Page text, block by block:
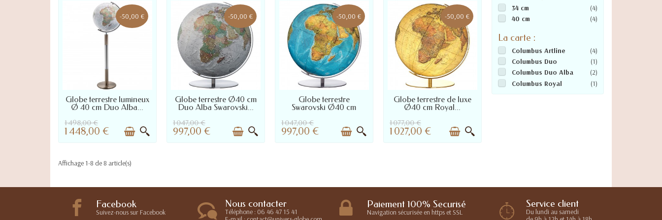
Voir nos autres pages thématiques :
Mappemonde Acheter globe terrestre
Globe terrestre lumineux maison
-50,00 €
LIVRÉ SOUS 10 À 45 JOURS :
NOUS CONTACTER POUR
DÉLAI PRÉCIS
Globe terrestre lumineux
Ø 40 cm Duo Alba...
1 498,00 €
1 448,00 €
-50,00 €
LIVRÉ SOUS 10 À 45 JOURS :
NOUS CONTACTER POUR
DÉLAI PRÉCIS
Globe terrestre Ø40 cm
Duo Alba Swarovski...
1 047,00 €
997,00 €
-50,00 €
LIVRÉ SOUS 10 À 45 JOURS :
NOUS CONTACTER POUR
DÉLAI PRÉCIS
Globe terrestre
Swarovski Ø40 cm
1 047,00 €
997,00 €
-50,00 €
LIVRÉ SOUS 48 À 72 HEURES
Globe terrestre de luxe
Ø40 cm Royal...
1 077,00 €
1 027,00 €
Affichage 1-8 de 8 article(s)
34 cm
(4)
40 cm
(4)
La carte :
Columbus Artline
(4)
Columbus Duo
(1)
Columbus Duo Alba
(2)
Columbus Royal
(1)
Facebook
Suivez-nous sur Facebook
Nous contacter
Téléphone : 06 46 47 15 41
Paiement 100% Securisé
Navigation sécurisée en https et SSL
Service client
Du lundi au samedi